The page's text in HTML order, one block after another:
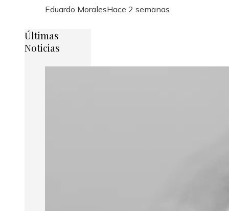
Eduardo MoralesHace 2 semanas
Últimas
Noticias